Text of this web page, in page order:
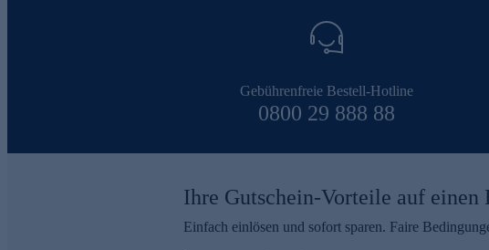
Gebührenfreie Bestell-Hotline
0800 29 888 88
Ihre Gutschein-Vorteile auf einen
Einfach einlösen und sofort sparen. Faire